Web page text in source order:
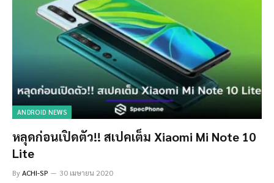
ANDROID NEWS
หลุดก่อนเปิดตัว!! สเปคเต็ม Xiaomi Mi Note 10
Lite
ByACHI-SP 30 เมษายน 2020